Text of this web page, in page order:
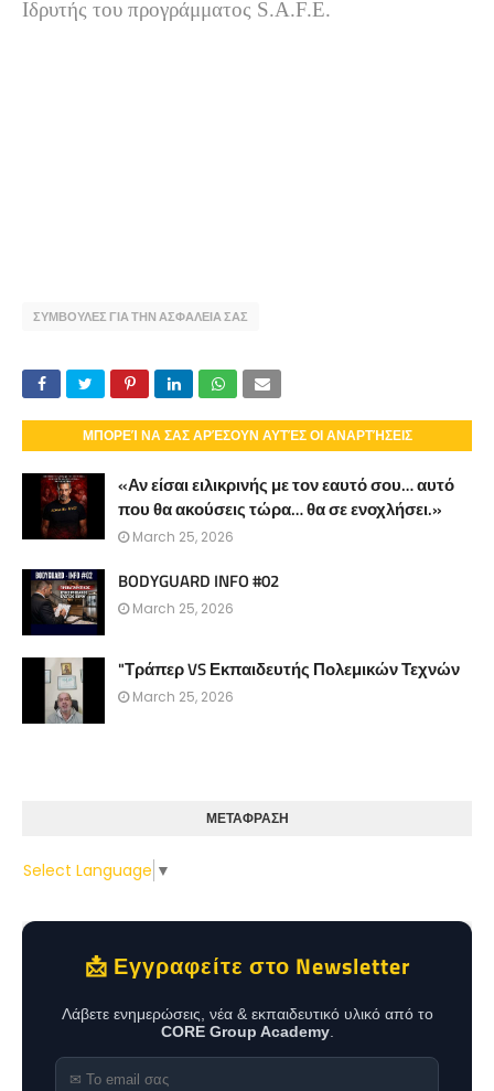
Ιδρυτής του προγράμματος S.A.F.E.
ΣΥΜΒΟΥΛΕΣ ΓΙΑ ΤΗΝ ΑΣΦΑΛΕΙΑ ΣΑΣ
ΜΠΟΡΕΊ ΝΑ ΣΑΣ ΑΡΈΣΟΥΝ ΑΥΤΈΣ ΟΙ ΑΝΑΡΤΉΣΕΙΣ
«Αν είσαι ειλικρινής με τον εαυτό σου… αυτό
που θα ακούσεις τώρα… θα σε ενοχλήσει.»
March 25, 2026
BODYGUARD INFO #02
March 25, 2026
"Τράπερ VS Εκπαιδευτής Πολεμικών Τεχνών
March 25, 2026
ΜΕΤΑΦΡΑΣΗ
Select Language ▼
📩 Εγγραφείτε στο Newsletter
Λάβετε ενημερώσεις, νέα & εκπαιδευτικό υλικό από το
CORE Group Academy.